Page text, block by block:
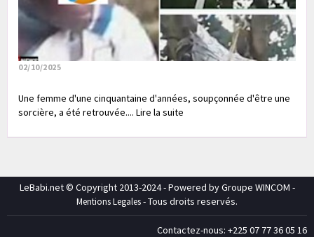
02/10/2025
Une femme d'une cinquantaine d'années, soupçonnée d'être une
sorcière, a été retrouvée.... Lire la suite
LeBabi.net © Copyright 2013-2024 - Powered by Groupe WINCOM -
Mentions Legales- Tous droits reservés.
Contactez-nous: +225 07 77 36 05 16